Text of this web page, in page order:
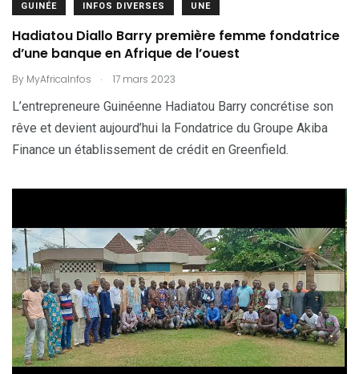
GUINÉE INFOS DIVERSES UNE
Hadiatou Diallo Barry première femme fondatrice
d’une banque en Afrique de l’ouest
By MyAfricaInfos . 17 mars 2023
L’entrepreneure Guinéenne Hadiatou Barry concrétise son
rêve et devient aujourd’hui la Fondatrice du Groupe Akiba
Finance un établissement de crédit en Greenfield.